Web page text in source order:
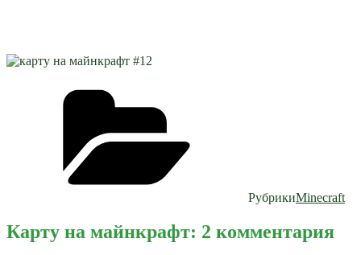
РубрикиMinecraft
Карту на майнкрафт: 2 комментария